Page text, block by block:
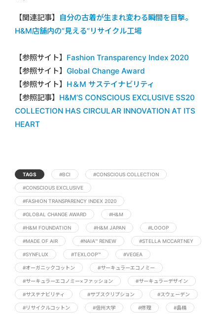
【関連記事】
自分の古着が生まれ変わる瞬間を目撃。
H&M店舗内の”見える”リサイクル工場
【参照サイト】 Fashion Transparency Index 2020
【参照サイト】 Global Change Award
【参照サイト】 H＆M サステイナビリティ
【参照記事】 H&M’S CONSCIOUS EXCLUSIVE SS20
COLLECTION HAS CIRCULAR INNOVATION AT ITS
HEART
TAGS #BCI #CONSCIOUS COLLECTION
#CONSCIOUS EXCLUSIVE
#FASHION TRANSPARENCY INDEX 2020
#GLOBAL CHANGE AWARD #H&M
#H&M FOUNDATION #H&M JAPAN #LOOOP
#MADE OF AIR #NAIA™ RENEW #STELLA MCCARTNEY
#SYNFLUX #TEXLOOP™ #VEGEA
#オーガニックコットン #サーキュラーエコノミー
#サーキュラーエコノミー×ファッション #サーキュラーデザイン
#サステナビリティ #サブスクリプション #スウェーデン
#リサイクルコットン #信州大学 #修理 #島精